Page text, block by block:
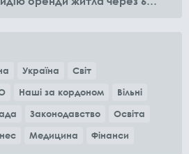
Україна
Світ
Наші за кордоном
Вільні
Законодавство
Освіта
Медицина Фінанси